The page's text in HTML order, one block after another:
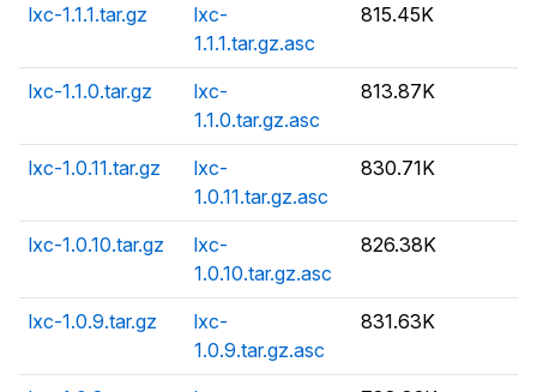
lxc-1.1.1.tar.gz
lxc-
1.1.1.tar.gz.asc
815.45K
lxc-1.1.0.tar.gz
lxc-
1.1.0.tar.gz.asc
813.87K
lxc-1.0.11.tar.gz
lxc-
1.0.11.tar.gz.asc
830.71K
lxc-1.0.10.tar.gz
lxc-
1.0.10.tar.gz.asc
826.38K
lxc-1.0.9.tar.gz
lxc-
1.0.9.tar.gz.asc
831.63K